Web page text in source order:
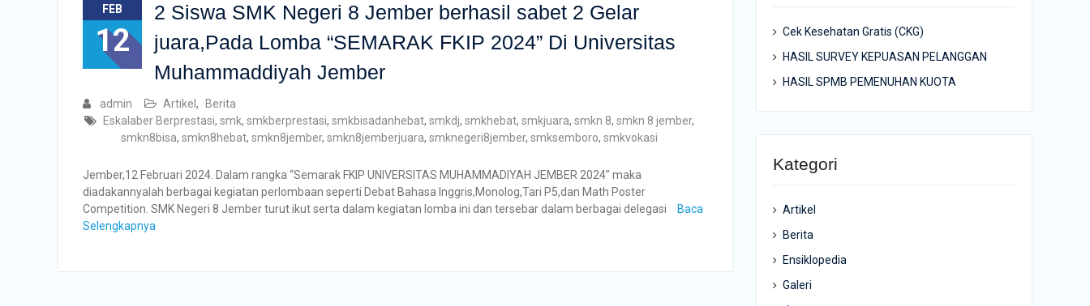
FEB
12
2 Siswa SMK Negeri 8 Jember berhasil sabet 2 Gelar
juara,Pada Lomba “SEMARAK FKIP 2024” Di Universitas
Muhammaddiyah Jember
admin Artikel ,
Berita
Eskalaber Berprestasi, smk, smkberprestasi, smkbisadanhebat, smkdj, smkhebat, smkjuara, smkn 8, smkn 8 jember,
smkn8bisa, smkn8hebat, smkn8jember, smkn8jemberjuara, smknegeri8jember, smksemboro, smkvokasi
Jember,12 Februari 2024. Dalam rangka “Semarak FKIP UNIVERSITAS MUHAMMADIYAH JEMBER 2024” maka
diadakannyalah berbagai kegiatan perlombaan seperti Debat Bahasa Inggris,Monolog,Tari P5,dan Math Poster
Competition. SMK Negeri 8 Jember turut ikut serta dalam kegiatan lomba ini dan tersebar dalam berbagai delegasi
Baca
Selengkapnya
Cek Kesehatan Gratis (CKG)
HASIL SURVEY KEPUASAN PELANGGAN
HASIL SPMB PEMENUHAN KUOTA
Kategori
Artikel
Berita
Ensiklopedia
Galeri